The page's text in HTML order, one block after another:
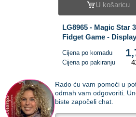
U košaricu
LG8965 - Magic Star
Fidget Game -
Cijena po komadu
Cijena po pakiranju
Rado ću vam pomoći u
odmah vam odgovoriti.
biste započeli chat.